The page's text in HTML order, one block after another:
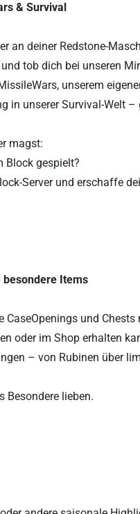
& Survival
an deiner Redstone-
tob dich bei unseren
unserem
in unserer Survival-Welt
magst:
Block gespielt?
Server und erschaffe
besondere Items
und
oder im Shop erhalten
– von Rubinen über
Besondere lieben.